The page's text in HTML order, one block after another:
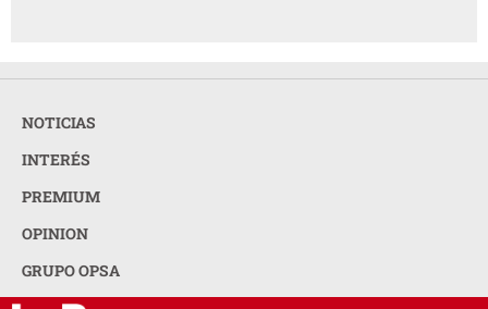
NOTICIAS
INTERÉS
PREMIUM
OPINION
GRUPO OPSA